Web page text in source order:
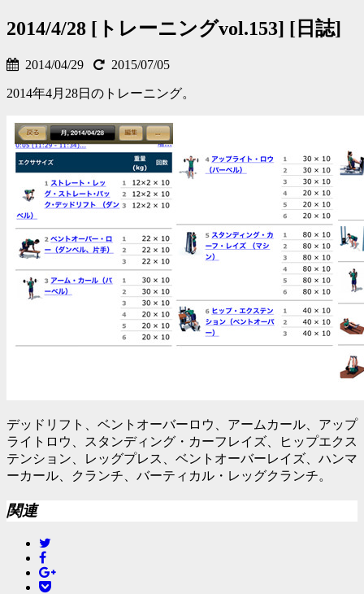
2014/4/28 [トレーニングvol.153] [日誌]
2014/04/29 2015/07/05
2014年4月28日のトレーニング。
デッドリフト、ベントオーバーロウ、アームカール、アップ
ライトロウ、スタンディング・カーフレイズ、ヒップエクス
テンション、レッグプレス、ベントオーバーレイズ、ハンマ
ーカール、クランチ、バーティカル・レッグクランチ。
関連